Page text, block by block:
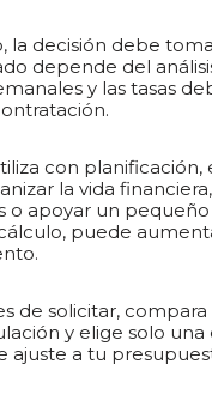
la decisión debe
depende del
y las tasas
con
la vida
o apoyar un pequeño
puede
de solicitar,
y elige solo
ajuste a tu